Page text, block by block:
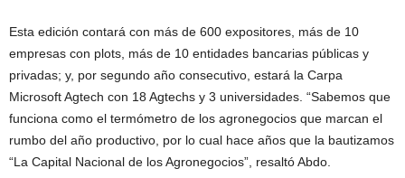
Esta edición contará con más de 600 expositores, más de 10
empresas con plots, más de 10 entidades bancarias públicas y
privadas; y, por segundo año consecutivo, estará la Carpa
Microsoft Agtech con 18 Agtechs y 3 universidades. “Sabemos que
funciona como el termómetro de los agronegocios que marcan el
rumbo del año productivo, por lo cual hace años que la bautizamos
“La Capital Nacional de los Agronegocios”, resaltó Abdo.